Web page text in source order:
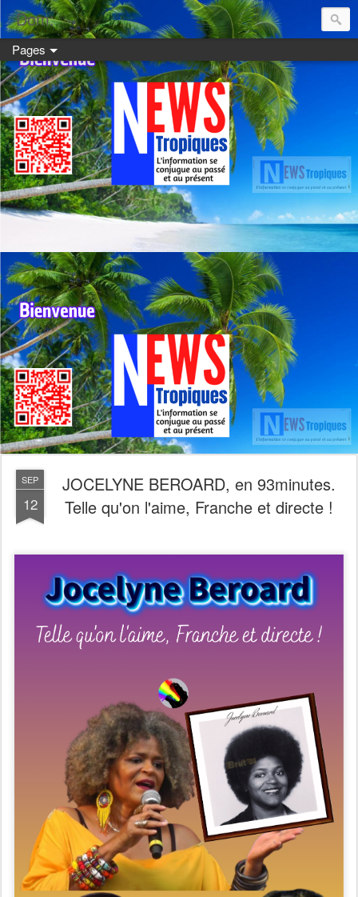
Dom:
Pages
SEP
12
JOCELYNE BEROARD, en 93minutes.
Telle qu'on l'aime, Franche et directe !